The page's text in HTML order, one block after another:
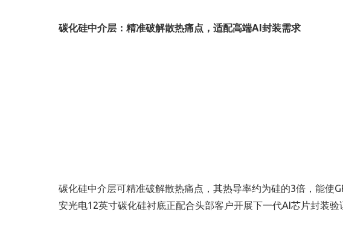
碳化硅中介层：精准破解散热痛点，适配高端AI封装需求
碳化硅中介层可精准破解散热痛点，其热导率约为硅的3倍，能使
安光电12英寸碳化硅衬底正配合头部客户开展下一代AI芯片封装验